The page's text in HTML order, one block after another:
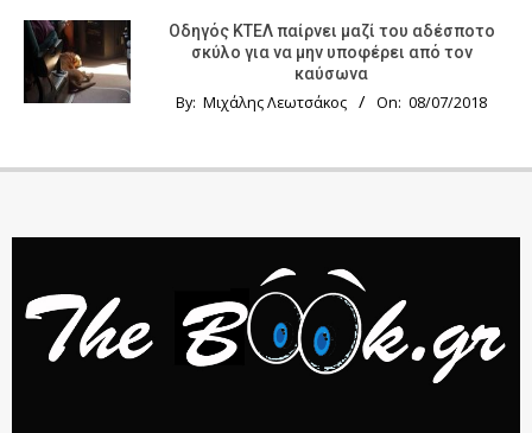
Οδηγός KTΕΛ παίρνει μαζί του αδέσποτο
σκύλο για να μην υποφέρει από τον
καύσωνα
By: Μιχάλης Λεωτσάκος On: 08/07/2018